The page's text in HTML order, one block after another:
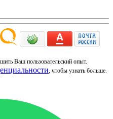
Ваш пользовательский опыт.
, чтобы узнать больше.